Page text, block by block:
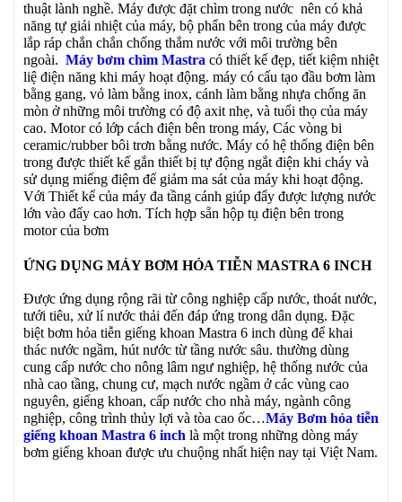
thuật lành nghề. Máy được đặt chìm trong nước nên có khả
năng tự giải nhiệt của máy, bộ phẩn bên trong của máy được
lắp ráp chắn chắn chống thắm nước với môi trường bên
ngoài. Máy bơm chìm Mastra có thiết kế đẹp, tiết kiệm nhiệt
liệ điện năng khi máy hoạt động. máy có cấu tạo đầu bơm làm
bằng gang, vỏ làm bằng inox, cánh làm bằng nhựa chống ăn
mòn ở những môi trường có độ axit nhẹ, và tuổi thọ của máy
cao. Motor có lớp cách điện bên trong máy, Các vòng bi
ceramic/rubber bôi trơn bằng nước. Máy có hệ thống điện bên
trong được thiết kế gắn thiết bị tự động ngắt điện khi cháy và
sử dụng miếng điệm để giảm ma sát của máy khi hoạt động.
Với Thiết kể của máy đa tầng cánh giúp đẩy được lượng nước
lớn vào đẩy cao hơn. Tích hợp sẵn hộp tụ điện bên trong
motor của bơm
ỨNG DỤNG MÁY BƠM HỎA TIỄN MASTRA 6 INCH
Được ứng dụng rộng rãi từ công nghiệp cấp nước, thoát nước,
tưới tiêu, xử lí nước thải đến đáp ứng trong dân dụng. Đặc
biệt bơm hỏa tiễn giếng khoan Mastra 6 inch dùng để khai
thác nước ngầm, hút nước từ tầng nước sâu. thường dùng
cung cấp nước cho nông lâm ngư nghiệp, hệ thống nước của
nhà cao tầng, chung cư, mạch nước ngầm ở các vùng cao
nguyên, giếng khoan, cấp nước cho nhà máy, ngành công
nghiệp, công trình thủy lợi và tòa cao ốc…Máy Bơm hỏa tiễn
giếng khoan Mastra 6 inch là một trong những dòng máy
bơm giếng khoan được ưu chuộng nhất hiện nay tại Việt Nam.